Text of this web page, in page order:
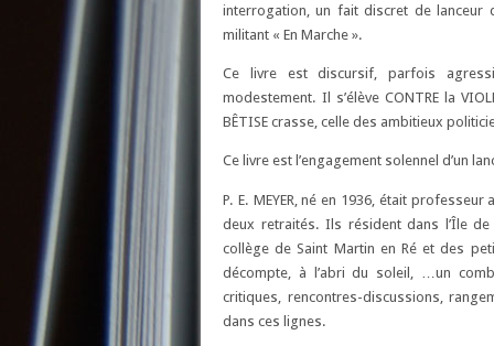
interrogation, un fait discret de lanceur
militant « En Marche ».
Ce livre est discursif, parfois
modestement. Il s’élève CONTRE la
BÊTISE crasse, celle des ambitieux
Ce livre est l’engagement solennel d’un
P. E. MEYER, né en 1936, était
deux retraités. Ils résident dans l’Île
collège de Saint Martin en Ré et des
décompte, à l’abri du soleil, …un
critiques, rencontres-discussions,
dans ces lignes.